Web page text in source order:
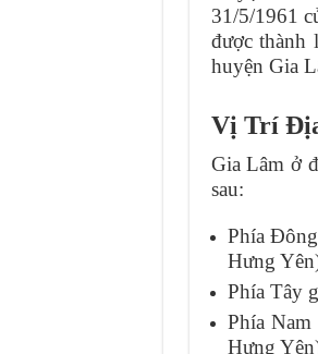
31/5/1961
được thành
huyện Gia
Vị Trí
Gia Lâm ở
sau:
Phía
Hưng
Phía Tây
Phía
Hưng